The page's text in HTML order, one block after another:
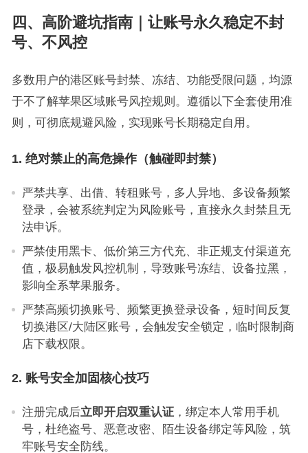
四、高阶避坑指南｜让账号永久稳定不封
号、不风控
多数用户的港区账号封禁、冻结、功能受限问题，均源
于不了解苹果区域账号风控规则。遵循以下全套使用准
则，可彻底规避风险，实现账号长期稳定自用。
1. 绝对禁止的高危操作（触碰即封禁）
严禁共享、出借、转租账号，多人异地、多设备频繁
登录，会被系统判定为风险账号，直接永久封禁且无
法申诉。
严禁使用黑卡、低价第三方代充、非正规支付渠道充
值，极易触发风控机制，导致账号冻结、设备拉黑，
影响全系苹果服务。
严禁高频切换账号、频繁更换登录设备，短时间反复
切换港区/大陆区账号，会触发安全锁定，临时限制商
店下载权限。
2. 账号安全加固核心技巧
注册完成后立即开启双重认证，绑定本人常用手机
号，杜绝盗号、恶意改密、陌生设备绑定等风险，筑
牢账号安全防线。